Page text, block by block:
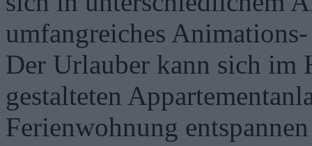
umfangreiches
Der Urlauber kann sich im
gestalteten
Ferienwohnung